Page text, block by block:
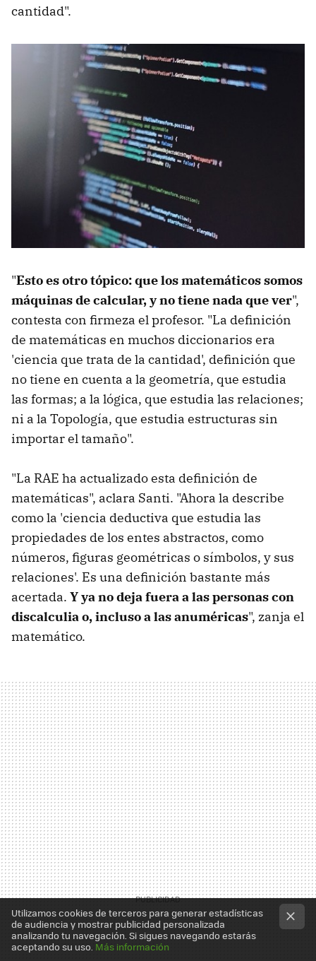
cantidad".
"Esto es otro tópico: que los matemáticos somos
máquinas de calcular, y no tiene nada que ver",
contesta con firmeza el profesor. "La definición
de matemáticas en muchos diccionarios era
'ciencia que trata de la cantidad', definición que
no tiene en cuenta a la geometría, que estudia
las formas; a la lógica, que estudia las relaciones;
ni a la Topología, que estudia estructuras sin
importar el tamaño".
"La RAE ha actualizado esta definición de
matemáticas", aclara Santi. "Ahora la describe
como la 'ciencia deductiva que estudia las
propiedades de los entes abstractos, como
números, figuras geométricas o símbolos, y sus
relaciones'. Es una definición bastante más
acertada. Y ya no deja fuera a las personas con
discalculia o, incluso a las anuméricas", zanja el
matemático.
Utilizamos cookies de terceros para generar estadísticas
de audiencia y mostrar publicidad personalizada
analizando tu navegación. Si sigues navegando estarás
aceptando su uso. Más información